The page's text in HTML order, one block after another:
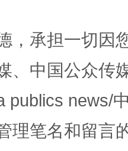
，承担一切因
、中国公众传
publics news/
理笔名和留言